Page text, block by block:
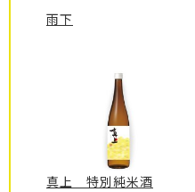
雨下
真上 特別純米酒